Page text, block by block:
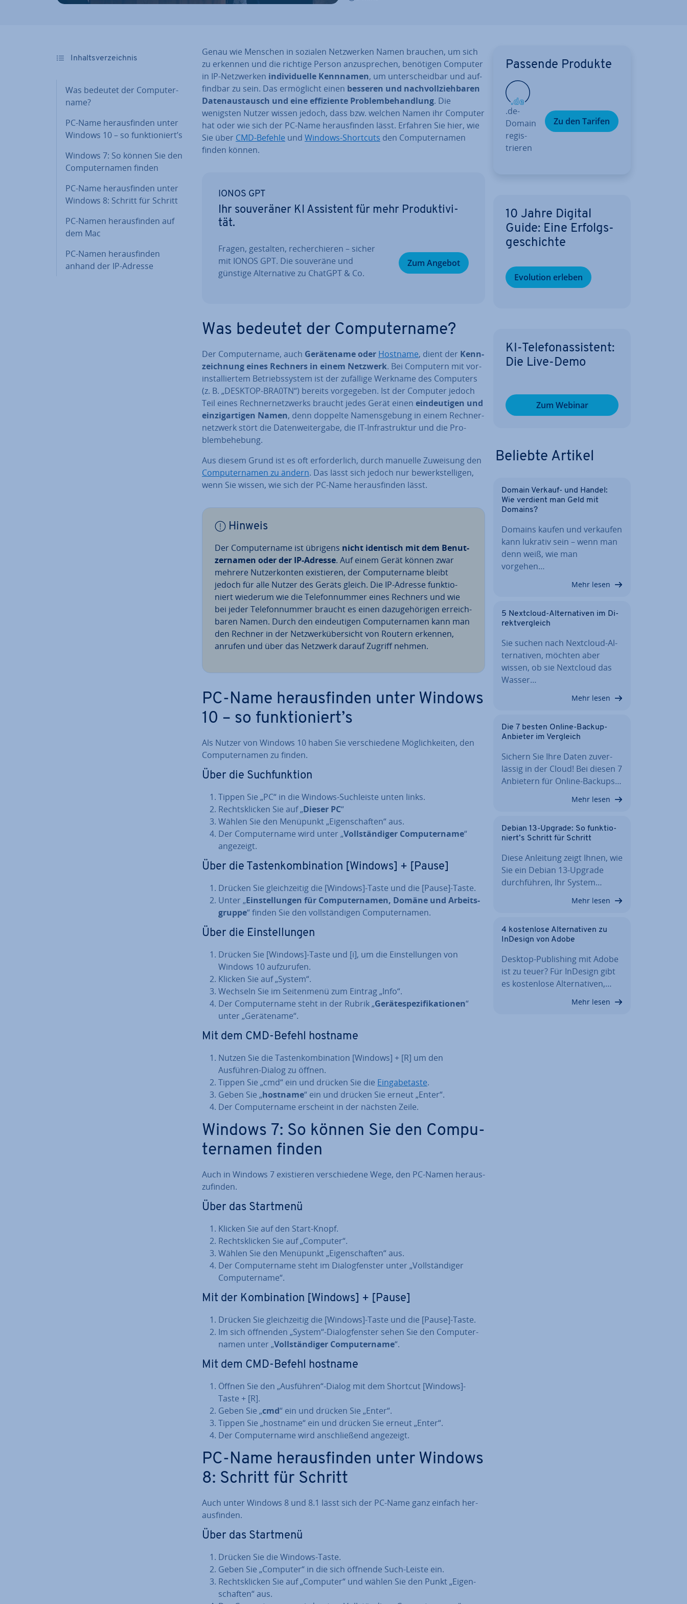
In­halts­ver­zeich­nis
Was bedeutet der Com­pu­ter­
na­me?
PC-Name her­aus­fin­den unter
Windows 10 – so funk­tio­niert’s
Windows 7: So können Sie den
Com­pu­ter­na­men finden
PC-Name her­aus­fin­den unter
Windows 8: Schritt für Schritt
PC-Namen her­aus­fin­den auf
dem Mac
PC-Namen her­aus­fin­den
anhand der IP-Adresse
Genau wie Menschen in sozialen Netz­wer­ken Namen brauchen, um sich
zu erkennen und die richtige Person an­zu­spre­chen, benötigen Computer
in IP-Netz­wer­ken in­di­vi­du­el­le Kennnamen, um un­ter­scheid­bar und auf­
find­bar zu sein. Das er­mög­licht einen besseren und nach­voll­zieh­ba­ren
Da­ten­aus­tausch und eine ef­fi­zi­en­te Pro­blem­be­hand­lung. Die
wenigsten Nutzer wissen jedoch, dass bzw. welchen Namen ihr Computer
hat oder wie sich der PC-Name her­aus­fin­den lässt. Erfahren Sie hier, wie
Sie über CMD-Befehle und Windows-Shortcuts den Com­pu­ter­na­men
finden können.
IONOS GPT
Ihr sou­ve­rä­ner KI Assistent für mehr Pro­duk­ti­vi­
tät.
Fragen, gestalten, re­cher­chie­ren – sicher
mit IONOS GPT. Die souveräne und
günstige Al­ter­na­ti­ve zu ChatGPT & Co.
Zum Angebot
Was bedeutet der Com­pu­ter­na­me?
Der Com­pu­ter­na­me, auch Ge­rä­te­na­me oder Hostname, dient der Kenn­
zeich­nung eines Rechners in einem Netzwerk. Bei Computern mit vor­
in­stal­lier­tem Be­triebs­sys­tem ist der zufällige Werkname des Computers
(z. B. „DESKTOP-BRA0TN“) bereits vor­ge­ge­ben. Ist der Computer jedoch
Teil eines Rech­ner­netz­werks braucht jedes Gerät einen ein­deu­ti­gen und
ein­zig­ar­ti­gen Namen, denn doppelte Na­mens­ge­bung in einem Rech­ner­
netz­werk stört die Da­ten­wei­ter­ga­be, die IT-In­fra­struk­tur und die Pro­
blem­be­he­bung.
Aus diesem Grund ist es oft er­for­der­lich, durch manuelle Zuweisung den
Com­pu­ter­na­men zu ändern. Das lässt sich jedoch nur be­werk­stel­li­gen,
wenn Sie wissen, wie sich der PC-Name her­aus­fin­den lässt.
Hinweis
Der Com­pu­ter­na­me ist übrigens nicht identisch mit dem Be­nut­
zer­na­men oder der IP-Adresse. Auf einem Gerät können zwar
mehrere Nut­zer­kon­ten exis­tie­ren, der Com­pu­ter­na­me bleibt
jedoch für alle Nutzer des Geräts gleich. Die IP-Adresse funk­tio­
niert wiederum wie die Te­le­fon­num­mer eines Rechners und wie
bei jeder Te­le­fon­num­mer braucht es einen da­zu­ge­hö­ri­gen er­reich­
ba­ren Namen. Durch den ein­deu­ti­gen Com­pu­ter­na­men kann man
den Rechner in der Netz­werk­über­sicht von Routern erkennen,
anrufen und über das Netzwerk darauf Zugriff nehmen.
PC-Name her­aus­fin­den unter Windows
10 – so funk­tio­niert’s
Als Nutzer von Windows 10 haben Sie ver­schie­de­ne Mög­lich­kei­ten, den
Com­pu­ter­na­men zu finden.
Über die Such­funk­ti­on
Tippen Sie „PC“ in die Windows-Such­leis­te unten links.
Rechts­kli­cken Sie auf „Dieser PC“
Wählen Sie den Menüpunkt „Ei­gen­schaf­ten“ aus.
Der Com­pu­ter­na­me wird unter „Voll­stän­di­ger Com­pu­ter­na­me“
angezeigt.
Über die Tas­ten­kom­bi­na­ti­on [Windows] + [Pause]
Drücken Sie gleich­zei­tig die [Windows]-Taste und die [Pause]-Taste.
Unter „Ein­stel­lun­gen für Com­pu­ter­na­men, Domäne und Ar­beits­
grup­pe“ finden Sie den voll­stän­di­gen Com­pu­ter­na­men.
Über die Ein­stel­lun­gen
Drücken Sie [Windows]-Taste und [i], um die Ein­stel­lun­gen von
Windows 10 auf­zu­ru­fen.
Klicken Sie auf „System“.
Wechseln Sie im Sei­ten­me­nü zum Eintrag „Info“.
Der Com­pu­ter­na­me steht in der Rubrik „Ge­rä­te­spe­zi­fi­ka­tio­nen“
unter „Ge­rä­te­na­me“.
Mit dem CMD-Befehl hostname
Nutzen Sie die Tas­ten­kom­bi­na­ti­on [Windows] + [R] um den
Ausführen-Dialog zu öffnen.
Tippen Sie „cmd“ ein und drücken Sie die Ein­ga­be­tas­te.
Geben Sie „hostname“ ein und drücken Sie erneut „Enter“.
Der Com­pu­ter­na­me erscheint in der nächsten Zeile.
Windows 7: So können Sie den Com­pu­
ter­na­men finden
Auch in Windows 7 exis­tie­ren ver­schie­de­ne Wege, den PC-Namen her­aus­
zu­fin­den.
Über das Startmenü
Klicken Sie auf den Start-Knopf.
Rechts­kli­cken Sie auf „Computer“.
Wählen Sie den Menüpunkt „Ei­gen­schaf­ten“ aus.
Der Com­pu­ter­na­me steht im Dia­log­fens­ter unter „Voll­stän­di­ger
Com­pu­ter­na­me“.
Mit der Kom­bi­na­ti­on [Windows] + [Pause]
Drücken Sie gleich­zei­tig die [Windows]-Taste und die [Pause]-Taste.
Im sich öffnenden „System“-Dia­log­fens­ter sehen Sie den Com­pu­ter­
na­men unter „Voll­stän­di­ger Com­pu­ter­na­me“.
Mit dem CMD-Befehl hostname
Öffnen Sie den „Ausführen“-Dialog mit dem Shortcut [Windows]-
Taste + [R].
Geben Sie „cmd“ ein und drücken Sie „Enter“.
Tippen Sie „hostname“ ein und drücken Sie erneut „Enter“.
Der Com­pu­ter­na­me wird an­schlie­ßend angezeigt.
PC-Name her­aus­fin­den unter Windows
8: Schritt für Schritt
Auch unter Windows 8 und 8.1 lässt sich der PC-Name ganz einfach her­
aus­fin­den.
Über das Startmenü
Drücken Sie die Windows-Taste.
Geben Sie „Computer“ in die sich öffnende Such-Leiste ein.
Rechts­kli­cken Sie auf „Computer“ und wählen Sie den Punkt „Ei­gen­
schaf­ten“ aus.
Passende Produkte
.de-
Domain
re­gis­
trie­ren
Zu den Tarifen
10 Jahre Digital
Guide: Eine Er­folgs­
ge­schich­te
Evolution erleben
KI-Te­le­fon­as­sis­tent:
Die Live-Demo
Zum Webinar
Beliebte Artikel
Domain Verkauf- und Handel:
Wie verdient man Geld mit
Domains?
Domains kaufen und verkaufen
kann lukrativ sein – wenn man
denn weiß, wie man
vorgehen…
Mehr lesen
5 Nextcloud-Al­ter­na­ti­ven im Di­
rekt­ver­gleich
Sie suchen nach Nextcloud-Al­
ter­na­ti­ven, möchten aber
wissen, ob sie Nextcloud das
Wasser…
Mehr lesen
Die 7 besten Online-Backup-
Anbieter im Vergleich
Sichern Sie Ihre Daten zu­ver­
läs­sig in der Cloud! Bei diesen 7
Anbietern für Online-Backups…
Mehr lesen
Debian 13-Upgrade: So funk­tio­
niert’s Schritt für Schritt
Diese Anleitung zeigt Ihnen, wie
Sie ein Debian 13-Upgrade
durch­füh­ren, Ihr System…
Mehr lesen
4 kos­ten­lo­se Al­ter­na­ti­ven zu
InDesign von Adobe
Desktop-Pu­bli­shing mit Adobe
ist zu teuer? Für InDesign gibt
es kos­ten­lo­se Al­ter­na­ti­ven,…
Mehr lesen